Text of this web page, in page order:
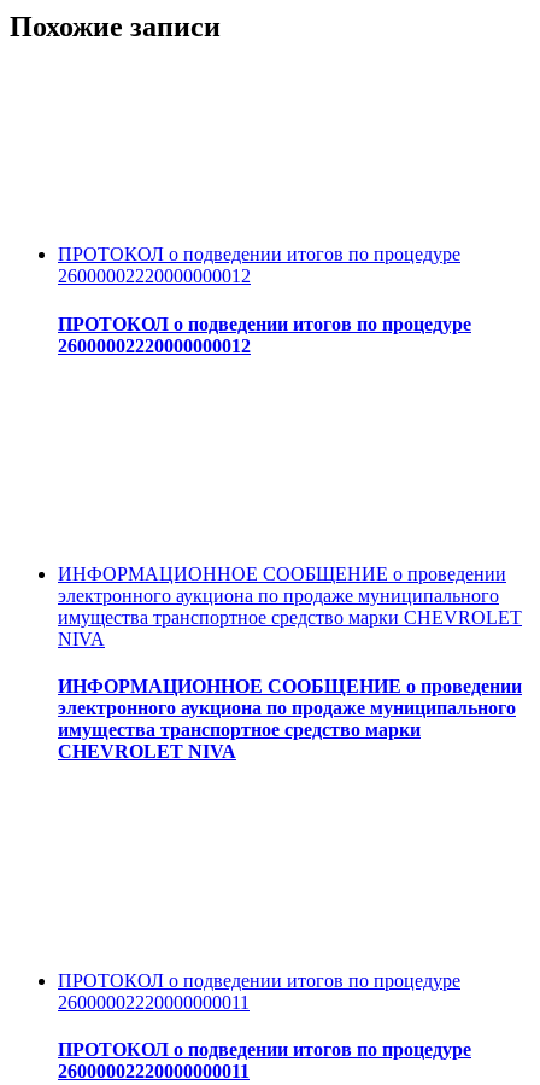
Похожие записи
ПРОТОКОЛ о подведении итогов по процедуре
26000002220000000012
ПРОТОКОЛ о подведении итогов по процедуре
26000002220000000012
ИНФОРМАЦИОННОЕ СООБЩЕНИЕ о проведении
электронного аукциона по продаже муниципального
имущества транспортное средство марки CHEVROLET
NIVA
ИНФОРМАЦИОННОЕ СООБЩЕНИЕ о проведении
электронного аукциона по продаже муниципального
имущества транспортное средство марки
CHEVROLET NIVA
ПРОТОКОЛ о подведении итогов по процедуре
26000002220000000011
ПРОТОКОЛ о подведении итогов по процедуре
26000002220000000011